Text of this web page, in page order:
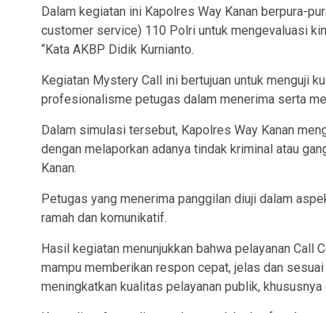
Dalam kegiatan ini Kapolres Way Kanan berpura-
customer service) 110 Polri untuk mengevaluasi
“Kata AKBP Didik Kurnianto.
Kegiatan Mystery Call ini bertujuan untuk menguji
profesionalisme petugas dalam menerima serta
Dalam simulasi tersebut, Kapolres Way Kanan
dengan melaporkan adanya tindak kriminal atau
Kanan.
Petugas yang menerima panggilan diuji dalam
ramah dan komunikatif.
Hasil kegiatan menunjukkan bahwa pelayanan Call
mampu memberikan respon cepat, jelas dan
meningkatkan kualitas pelayanan publik,